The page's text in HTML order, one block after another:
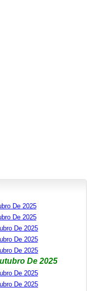
De 2025
De 2025
De 2025
De 2025
De 2025
De 2025
De 2025
De 2025